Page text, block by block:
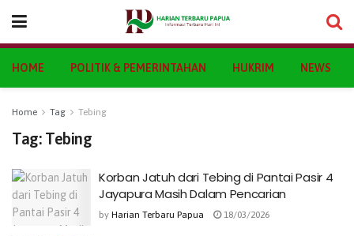
HOME POLITIK & PEMERINTAHAN HUKRIM NEWS
Home Tag Tebing
Tag: Tebing
Korban Jatuh dari Tebing di Pantai Pasir 4
Jayapura Masih Dalam Pencarian
by Harian Terbaru Papua 18/03/2026